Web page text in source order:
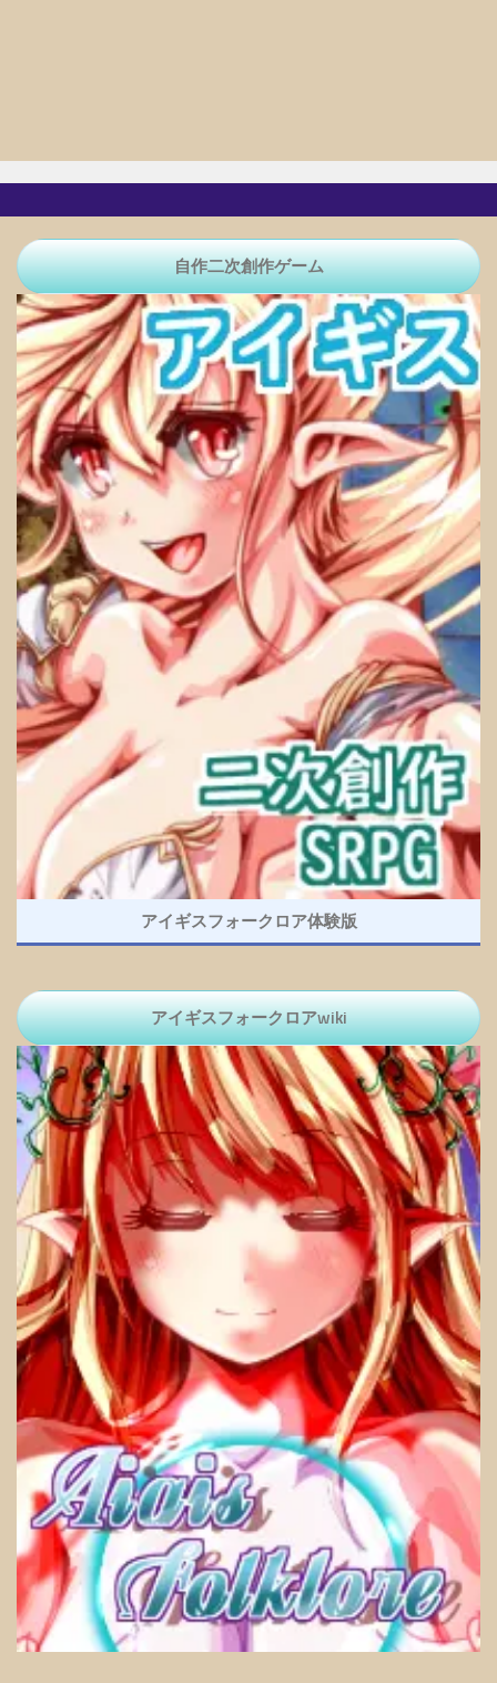
自作二次創作ゲーム
アイギスフォークロア体験版
アイギスフォークロアwiki